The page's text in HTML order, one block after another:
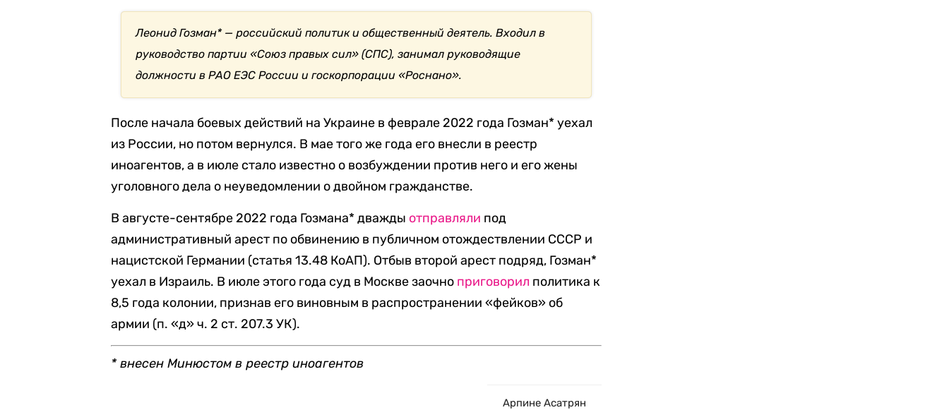
Леонид Гозман* — российский политик и общественный деятель. Входил в
руководство партии «Союз правых сил» (СПС), занимал руководящие
должности в РАО ЕЭС России и госкорпорации «Роснано».
После начала боевых действий на Украине в феврале 2022 года Гозман* уехал
из России, но потом вернулся. В мае того же года его внесли в реестр
иноагентов, а в июле стало известно о возбуждении против него и его жены
уголовного дела о неуведомлении о двойном гражданстве.
В августе-сентябре 2022 года Гозмана* дважды отправляли под
административный арест по обвинению в публичном отождествлении СССР и
нацистской Германии (статья 13.48 КоАП). Отбыв второй арест подряд, Гозман*
уехал в Израиль. В июле этого года суд в Москве заочно приговорил политика к
8,5 года колонии, признав его виновным в распространении «фейков» об
армии (п. «д» ч. 2 ст. 207.3 УК).
* внесен Минюстом в реестр иноагентов
Арпине Асатрян